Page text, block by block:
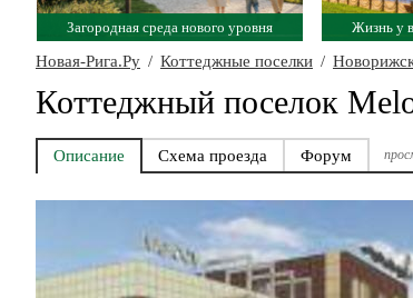
Загородная среда нового уровня Жизнь у
Новая-Рига.Ру / Коттеджные поселки /
Коттеджный поселок
Описание Схема проезда Форум